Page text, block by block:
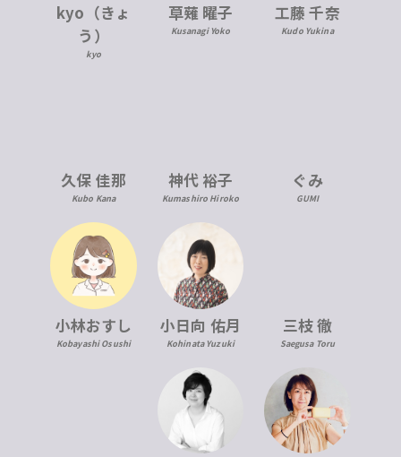
kyo（きょ
う）
kyo
草薙 曜子
Kusanagi Yoko
工藤 千奈
Kudo Yukina
久保 佳那
Kubo Kana
神代 裕子
Kumashiro Hiroko
ぐみ
GUMI
小林おすし
Kobayashi Osushi
小日向 佑月
Kohinata Yuzuki
三枝 徹
Saegusa Toru